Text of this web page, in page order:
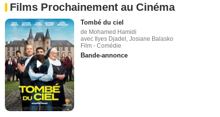
Films Prochainement au Cinéma
Tombé du ciel
de Mohamed Hamidi
avec Ilyes Djadel, Josiane Balasko
Film - Comédie
Bande-annonce